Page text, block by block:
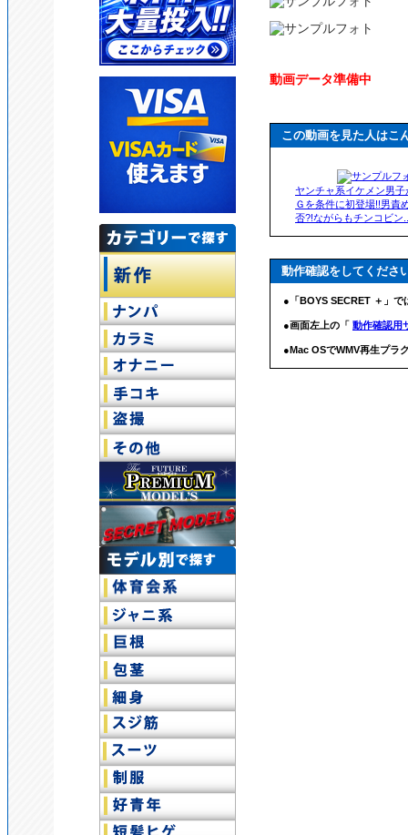
動画データ準備中
この動画を見た人はこ
ヤンチャ系イケメン男子
Ｇを条件に初登場!!男責
否?!ながらもチンコビン
動作確認をしてくださ
●「BOYS SECRET ＋」で
●画面左上の「 動作確認用
●Mac OSでWMV再生プラ